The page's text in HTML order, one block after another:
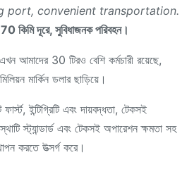
port, convenient transportation.
দূরে, সুবিধাজনক পরিবহন।
আমাদের 30 টিরও বেশি কর্মচারী রয়েছে,
মার্কিন ডলার ছাড়িয়ে।
ইন্টিগ্রিটি এবং দায়বদ্ধতা, টেকসই
স্ট্যান্ডার্ড এবং টেকসই অপারেশন ক্ষমতা সহ
করতে উত্সর্গ করে।